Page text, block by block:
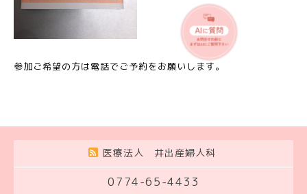
参加ご希望の方は電話でご予約をお願いします。
医療法人 井出産婦人科
0774-65-4433